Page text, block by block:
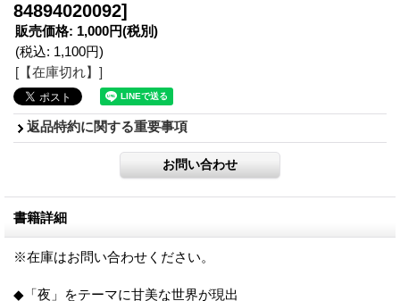
84894020092]
販売価格: 1,000円(税別)
(税込: 1,100円)
[【在庫切れ】]
返品特約に関する重要事項
書籍詳細
※在庫はお問い合わせください。
◆「夜」をテーマに甘美な世界が現出